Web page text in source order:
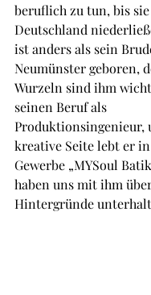
beruflich zu tun, bis
Deutschland
ist anders als sein
Neumünster geboren,
Wurzeln sind ihm
seinen Beruf als
Produktionsingenieur,
kreative Seite lebt er
Gewerbe „MYSoul
haben uns mit ihm
Hintergründe